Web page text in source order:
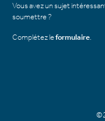
Vous avez un sujet
soumettre ?
Complétez leformulaire